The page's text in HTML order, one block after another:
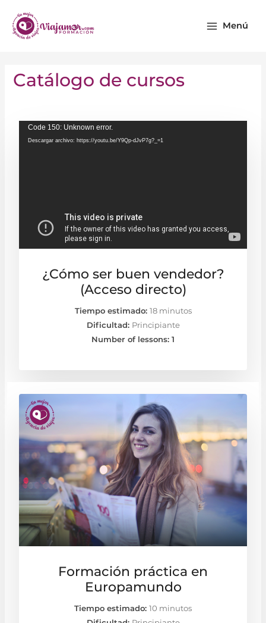
contenido
Menu
Menú
Catálogo de cursos
de
Code 150: Unknown error.
Descargar archivo: https://youtu.be/Y9Qp-dJvP7g?_=1
¿Cómo ser buen vendedor?
(Acceso directo)
Tiempo estimado: 18 minutos
Dificultad: Principiante
Number of lessons: 1
Formación práctica en
Europamundo
Tiempo estimado: 10 minutos